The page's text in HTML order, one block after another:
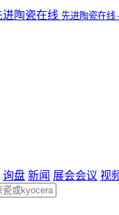
先进陶瓷在线
询盘 新闻 展会会议 视